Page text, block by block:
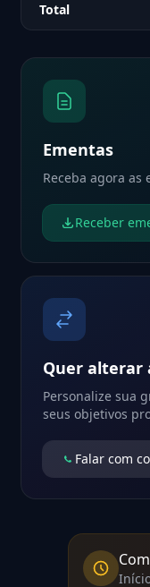
Total
Ementas
Receba agora as
Receber
Quer alterar
Personalize sua
seus objetivos
Falar com